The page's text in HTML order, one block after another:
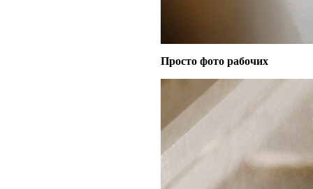
Просто фото рабочих